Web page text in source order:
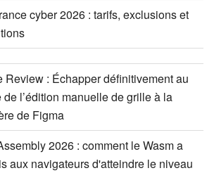
cyber 2026 : tarifs, exclusions et
Review : Échapper définitivement au
de l’édition manuelle de grille à la
de Figma
2026 : comment le Wasm a
aux navigateurs d'atteindre le niveau